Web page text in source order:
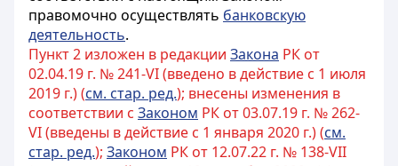
правомочно осуществлять банковскую
деятельность.
Пункт 2 изложен в редакции Закона РК от
02.04.19 г. № 241-VI (введено в действие с 1 июля
2019 г.) (см. стар. ред.); внесены изменения в
соответствии с Законом РК от 03.07.19 г. № 262-
VI (введены в действие с 1 января 2020 г.) (см.
стар. ред.); Законом РК от 12.07.22 г. № 138-VII